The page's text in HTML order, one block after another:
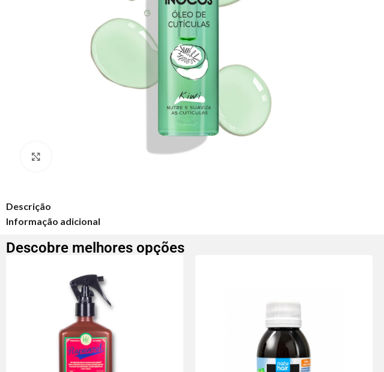
Descrição
Informação adicional
Descobre melhores opções